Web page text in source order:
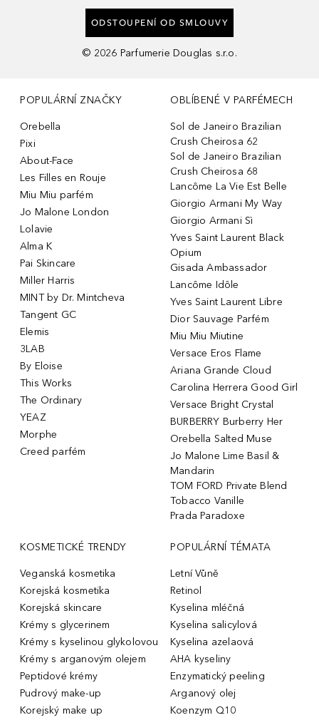
ODSTOUPENÍ OD SMLOUVY
© 2026 Parfumerie Douglas s.r.o.
POPULÁRNÍ ZNAČKY
Orebella
Pixi
About-Face
Les Filles en Rouje
Miu Miu parfém
Jo Malone London
Lolavie
Alma K
Pai Skincare
Miller Harris
MINT by Dr. Mintcheva
Tangent GC
Elemis
3LAB
By Eloise
This Works
The Ordinary
YEAZ
Morphe
Creed parfém
OBLÍBENÉ V PARFÉMECH
Sol de Janeiro Brazilian
Crush Cheirosa 62
Sol de Janeiro Brazilian
Crush Cheirosa 68
Lancôme La Vie Est Belle
Giorgio Armani My Way
Giorgio Armani Sì
Yves Saint Laurent Black
Opium
Gisada Ambassador
Lancôme Idôle
Yves Saint Laurent Libre
Dior Sauvage Parfém
Miu Miu Miutine
Versace Eros Flame
Ariana Grande Cloud
Carolina Herrera Good Girl
Versace Bright Crystal
BURBERRY Burberry Her
Orebella Salted Muse
Jo Malone Lime Basil &
Mandarin
TOM FORD Private Blend
Tobacco Vanille
Prada Paradoxe
KOSMETICKÉ TRENDY
Veganská kosmetika
Korejská kosmetika
Korejská skincare
Krémy s glycerinem
Krémy s kyselinou glykolovou
Krémy s arganovým olejem
Peptidové krémy
Pudrový make-up
Korejský make up
POPULÁRNÍ TÉMATA
Letní Vůně
Retinol
Kyselina mléčná
Kyselina salicylová
Kyselina azelaová
AHA kyseliny
Enzymatický peeling
Arganový olej
Koenzym Q10